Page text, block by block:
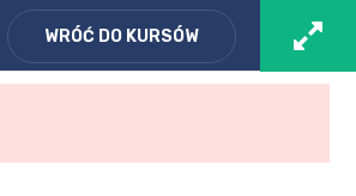
/ Zarejestruj Koszyk
WRÓĆ DO KURSÓW